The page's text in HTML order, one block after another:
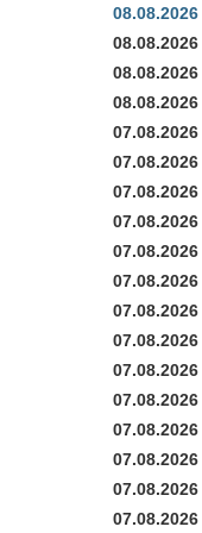
08.08.2026
08.08.2026
08.08.2026
08.08.2026
07.08.2026
07.08.2026
07.08.2026
07.08.2026
07.08.2026
07.08.2026
07.08.2026
07.08.2026
07.08.2026
07.08.2026
07.08.2026
07.08.2026
07.08.2026
07.08.2026